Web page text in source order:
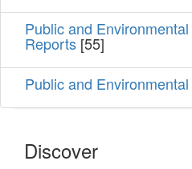
Public and
Reports [55]
Public and
Discover